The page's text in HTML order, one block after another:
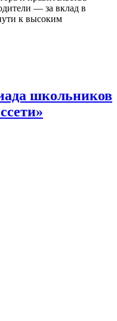
— за вклад в
к высоким
школьников